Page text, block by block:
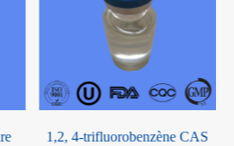
4-amino-6-chlorobenzène-1,3-